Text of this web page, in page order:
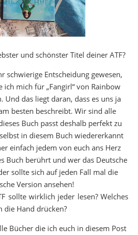
und schönster Titel deiner ATF?
schwierige Entscheidung gewesen,
ich mich für „Fangirl“ von Rainbow
Und das liegt daran, dass es uns ja
besten beschreibt. Wir sind alle
Buch passt deshalb perfekt zu
in diesem Buch wiedererkannt
einfach jedem von euch ans Herz
Buch berührt und wer das Deutsche
sollte sich auf jeden Fall mal die
Version ansehen!
sollte wirklich jeder lesen? Welches
die Hand drücken?
Bücher die ich euch in diesem Post